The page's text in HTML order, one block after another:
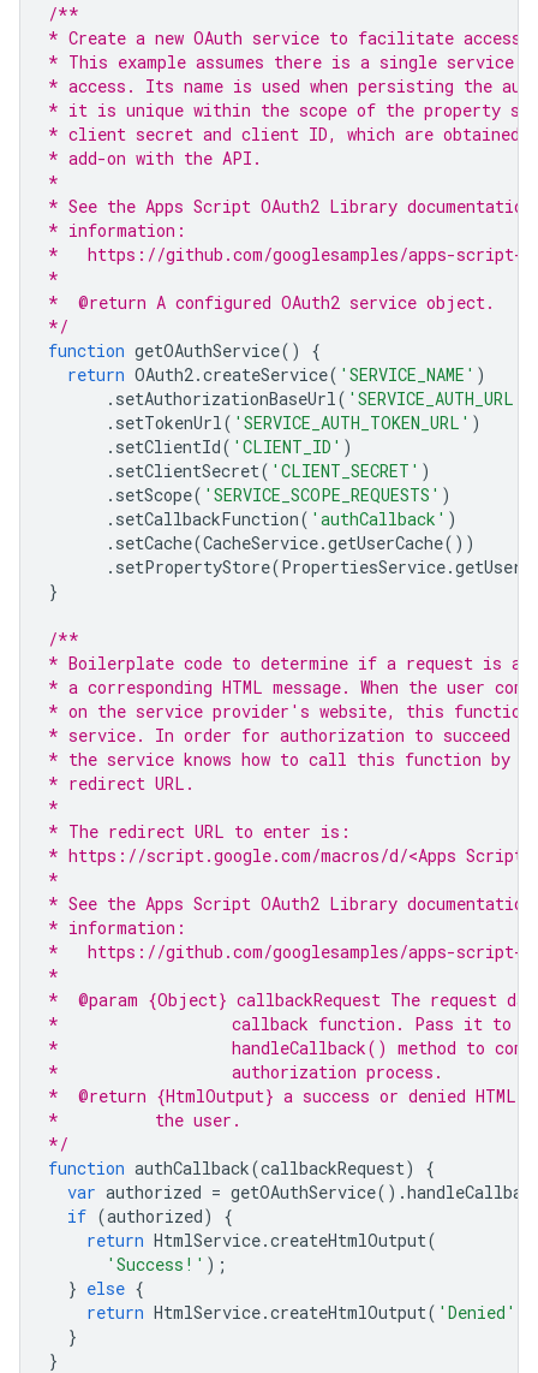
/**
* Create a new OAuth service to facilitate
* This example assumes there is a single service
* access. Its name is used when persisting the
* it is unique within the scope of the property
* client secret and client ID, which are obtained
* add-on with the API.
*
* See the Apps Script OAuth2 Library
* information:
*   https://github.com/googlesamples/apps-script-
*
*  @return A configured OAuth2 service object.
*/
function getOAuthService()
{
return OAuth2.createService( 'SERVICE_NAME' )
. setAuthorizationBaseUrl( 'SERVICE_AUTH_URL'
. setTokenUrl( 'SERVICE_AUTH_TOKEN_URL' )
. setClientId( 'CLIENT_ID' )
. setClientSecret( 'CLIENT_SECRET' )
. setScope( 'SERVICE_SCOPE_REQUESTS' )
. setCallbackFunction( 'authCallback' )
. setCache(CacheService.getUserCache())
. setPropertyStore(PropertiesService.
}
/**
* Boilerplate code to determine if a request is
* a corresponding HTML message. When the user
* on the service provider's website, this function
* service. In order for authorization to succeed
* the service knows how to call this function by
* redirect URL.
*
* The redirect URL to enter is:
* https://script.google.com/macros/d/<Apps Script
*
* See the Apps Script OAuth2 Library
* information:
*   https://github.com/googlesamples/apps-script-
*
*  @param {Object} callbackRequest The request
*                  callback function. Pass it to
*                  handleCallback() method to
*                  authorization process.
*  @return {HtmlOutput} a success or denied HTML
*          the user.
*/
function authCallback(callbackRequest)
{
var authorized = getOAuthService().
if (authorized)
{
return HtmlService.createHtmlOutput(
'Success!' );
} else {
return HtmlService.createHtmlOutput( 'Denied'
}
}